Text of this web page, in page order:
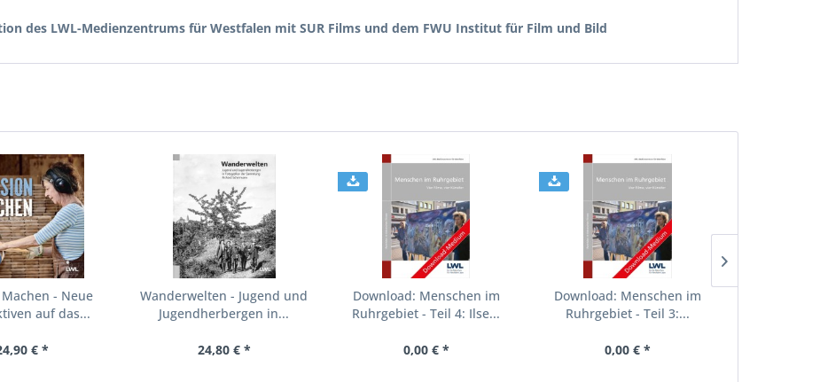
des LWL-Medienzentrums für Westfalen mit SUR Films und dem FWU Institut für Film und Bild
- Neue
auf das...
€ *
Wanderwelten - Jugend und
Jugendherbergen in...
24,80 € *
Download: Menschen im
Ruhrgebiet - Teil 4: Ilse...
0,00 € *
Download: Menschen im
Ruhrgebiet - Teil 3:...
0,00 € *